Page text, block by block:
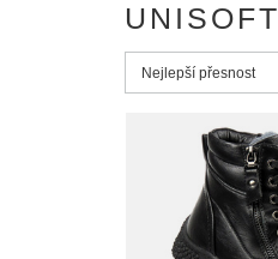
UNISOFT
Zmień sortowanie
Nejlepší přesnost